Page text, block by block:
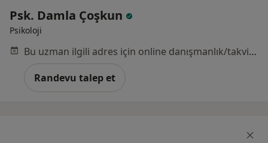
Psk. Damla Çoşkun
Psikoloji
Bu uzman ilgili adres için online danışmanlık/takvim sunmuyor.
Randevu talep et